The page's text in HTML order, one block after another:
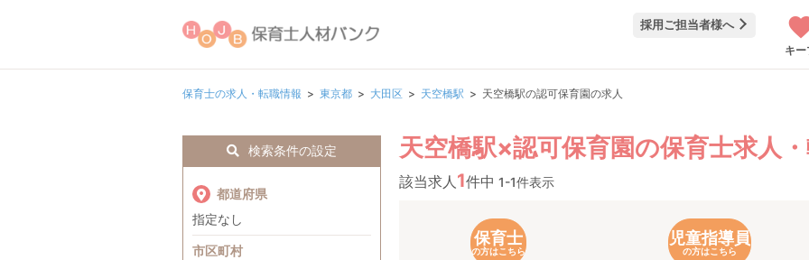
採用ご担当者様へ
キー
保育士の求人・転職情報 東京都 大田区 天空橋駅 天空橋駅の認可保育園の求人
天空橋駅×認可保育園の保育士求人
該当求人 1件中 1-1件表示
保育士
の方はこちら
児童指導員
の方はこちら
検索条件の設定
都道府県
指定なし
市区町村